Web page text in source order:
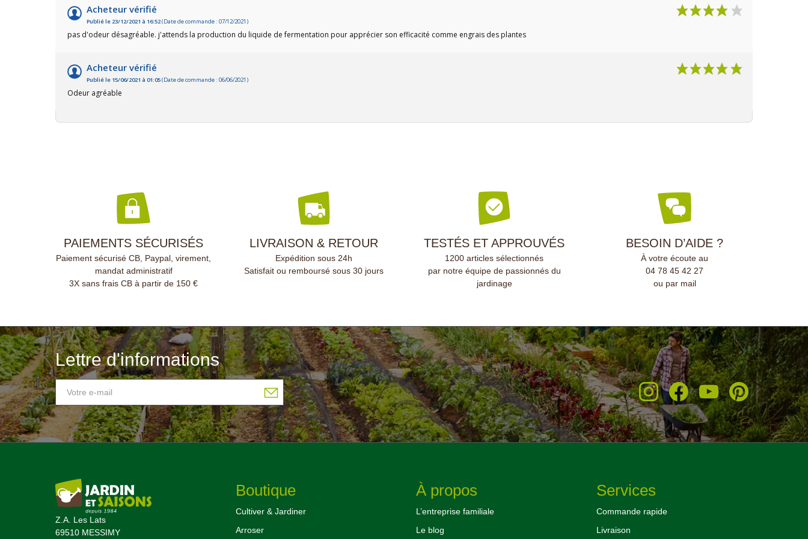
Vous pouvez encore optimiser la
décomposition du compost
avec l'activateur de compost 3kg
(Réf. 1515).Excellente fabrication
Acheteur vérifié
Publié le 23/12/2021 à 16:52(Date de commande : 07/12/2021)
pas d'odeur désagréable. j'attends la production du liquide de fermentation pour apprécier son efficacité comme engrais des plantes
Acheteur vérifié
Publié le 15/06/2021 à 01:05(Date de commande : 06/06/2021)
Odeur agréable
PAIEMENTS SÉCURISÉS
Paiement sécurisé CB, Paypal, virement,
mandat administratif
3X sans frais CB à partir de 150 €
LIVRAISON & RETOUR
Expédition sous 24h
Satisfait ou remboursé sous 30 jours
TESTÉS ET APPROUVÉS
1200 articles sélectionnés
par notre équipe de passionnés du
jardinage
BESOIN D’AIDE ?
À votre écoute au
04 78 45 42 27
ou par mail
Lettre d'informations
Z.A. Les Lats
69510 MESSIMY
Boutique
Cultiver & Jardiner
Arroser
À propos
L’entreprise familiale
Le blog
Services
Commande rapide
Livraison